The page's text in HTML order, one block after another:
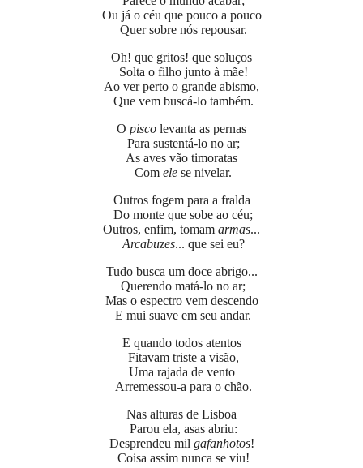
Ou já o céu que pouco a pouco
Quer sobre nós repousar.
Oh! que gritos! que soluços
Solta o filho junto à mãe!
Ao ver perto o grande abismo,
Que vem buscá-lo também.
O pisco levanta as pernas
Para sustentá-lo no ar;
As aves vão timoratas
Com ele se nivelar.
Outros fogem para a fralda
Do monte que sobe ao céu;
Outros, enfim, tomam armas...
Arcabuzes... que sei eu?
Tudo busca um doce abrigo...
Querendo matá-lo no ar;
Mas o espectro vem descendo
E mui suave em seu andar.
E quando todos atentos
Fitavam triste a visão,
Uma rajada de vento
Arremessou-a para o chão.
Nas alturas de Lisboa
Parou ela, asas abriu:
Desprendeu mil gafanhotos!
Coisa assim nunca se viu!